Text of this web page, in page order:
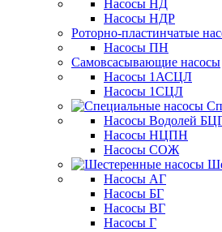
Насосы НД
Насосы НДР
Роторно-пластинчатые
Насосы ПН
Самовсасывающие насосы
Насосы 1АСЦЛ
Насосы 1СЦЛ
Насосы Водолей
Насосы НЦПН
Насосы СОЖ
Насосы АГ
Насосы БГ
Насосы ВГ
Насосы Г